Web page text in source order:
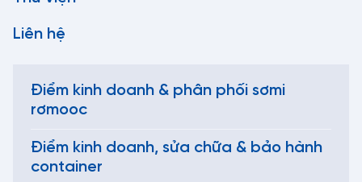
Liên hệ
Điểm kinh doanh & phân phối sơmi
rơmooc
Điểm kinh doanh, sửa chữa & bảo hành
container